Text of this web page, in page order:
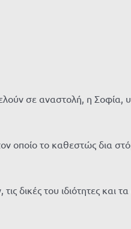
σε αναστολή, η Σοφία,
οποίο το καθεστώς δια
δικές του ιδιότητες και